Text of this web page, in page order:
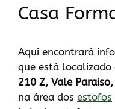
Casa
Aqui encontrará
que está localizado
210 Z, Vale
na área dos estofos